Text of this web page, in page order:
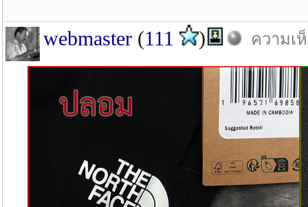
webmaster (111 ) ความเ